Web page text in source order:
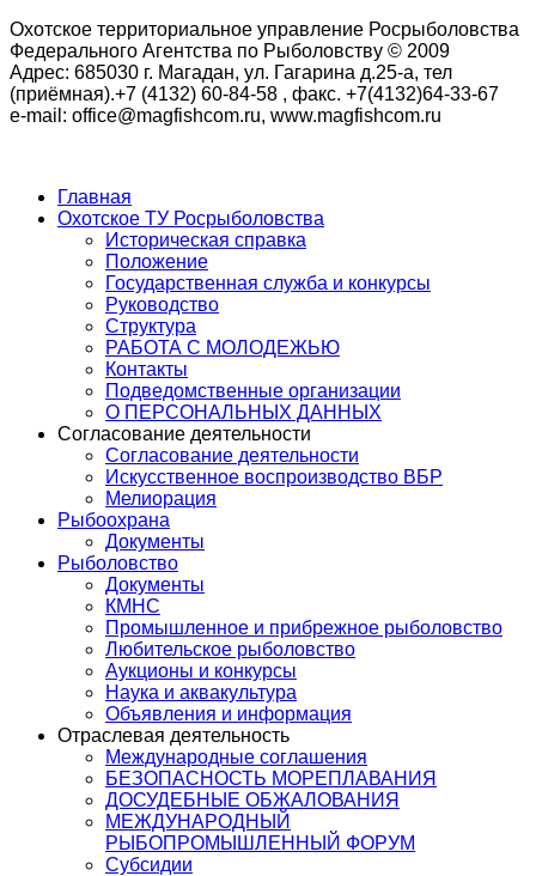
Охотское территориальное управление Росрыболовства
Федерального Агентства по Рыболовству © 2009
Адрес: 685030 г. Магадан, ул. Гагарина д.25-а, тел
(приёмная).+7 (4132) 60-84-58 , факс. +7(4132)64-33-67
e-mail: office@magfishcom.ru, www.magfishcom.ru
Главная
Охотское ТУ Росрыболовства
Историческая справка
Положение
Государственная служба и конкурсы
Руководство
Структура
РАБОТА С МОЛОДЕЖЬЮ
Контакты
Подведомственные организации
О ПЕРСОНАЛЬНЫХ ДАННЫХ
Согласование деятельности
Согласование деятельности
Искусственное воспроизводство ВБР
Мелиорация
Рыбоохрана
Документы
Рыболовство
Документы
КМНС
Промышленное и прибрежное рыболовство
Любительское рыболовство
Аукционы и конкурсы
Наука и аквакультура
Объявления и информация
Отраслевая деятельность
Международные соглашения
БЕЗОПАСНОСТЬ МОРЕПЛАВАНИЯ
ДОСУДЕБНЫЕ ОБЖАЛОВАНИЯ
МЕЖДУНАРОДНЫЙ
РЫБОПРОМЫШЛЕННЫЙ ФОРУМ
Субсидии